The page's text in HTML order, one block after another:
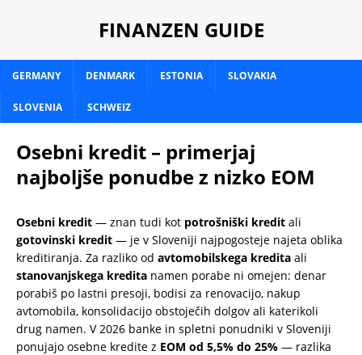
FINANZEN GUIDE
GERMANY DENMARK ESTONIA SLOVAKIA
SLOVENIA SCHWEIZ
Osebni kredit – primerjaj
najboljše ponudbe z nizko EOM
Osebni kredit — znan tudi kot potrošniški kredit ali
gotovinski kredit — je v Sloveniji najpogosteje najeta oblika
kreditiranja. Za razliko od avtomobilskega kredita ali
stanovanjskega kredita namen porabe ni omejen: denar
porabiš po lastni presoji, bodisi za renovacijo, nakup
avtomobila, konsolidacijo obstoječih dolgov ali katerikoli
drug namen. V 2026 banke in spletni ponudniki v Sloveniji
ponujajo osebne kredite z EOM od 5,5% do 25% — razlika